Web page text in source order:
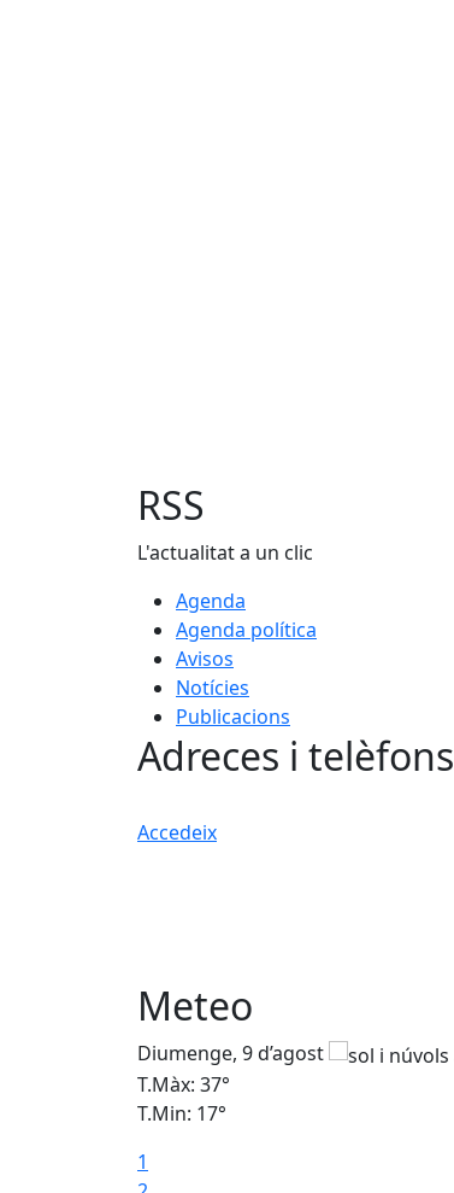
RSS
L'actualitat a un clic
Agenda
Agenda política
Avisos
Notícies
Publicacions
Adreces i telèfons
Accedeix
Meteo
Diumenge, 9 d’agost
T.Màx: 37°
T.Min: 17°
1